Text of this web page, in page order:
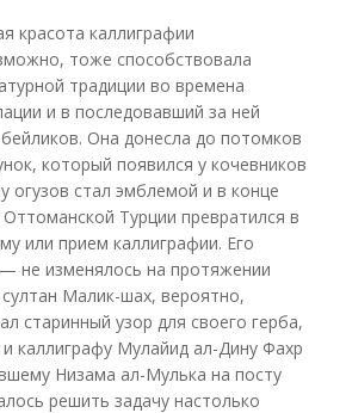
красота каллиграфии
тоже способствовала
традиции во времена
и в последовавший за ней
Она донесла до потомков
который появился у кочевников
огузов стал эмблемой и в конце
Турции превратился в
или прием каллиграфии. Его
не изменялось на протяжении
Малик-шах, вероятно,
старинный узор для своего герба,
каллиграфу Мулайид ал-Дину Фахр
Низама ал-Мулька на посту
решить задачу настолько